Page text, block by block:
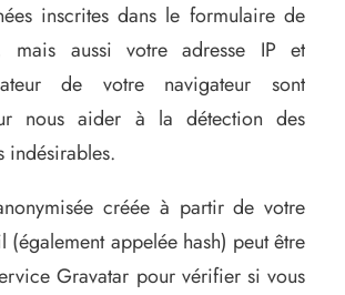
inscrites dans le formulaire de
mais aussi votre adresse IP et
de votre navigateur sont
nous aider à la détection des
indésirables.
créée à partir de votre
(également appelée hash) peut être
Gravatar pour vérifier si vous